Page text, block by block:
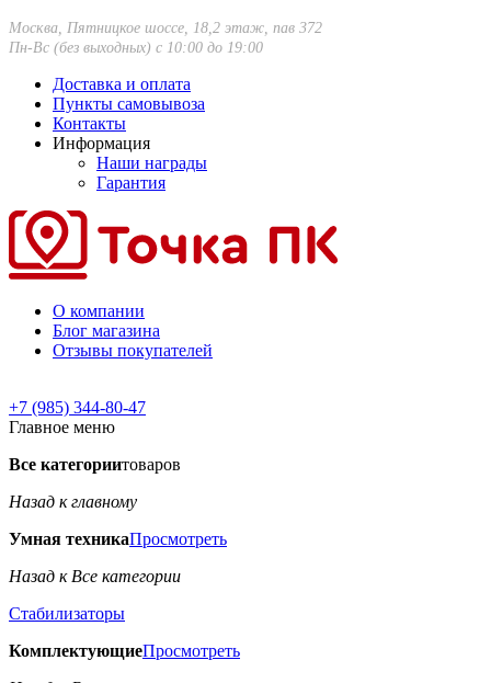
Москва, Пятницкое шоссе, 18,2 этаж, пав 372
Пн-Вс (без выходных) с 10:00 до 19:00
Доставка и оплата
Пункты самовывоза
Контакты
Информация
Наши награды
Гарантия
О компании
Блог магазина
Отзывы покупателей
+7 (985) 344-80-47
Главное меню
Все категориитоваров
Назад к главному
Умная техникаПросмотреть
Назад к Все категории
Стабилизаторы
КомплектующиеПросмотреть